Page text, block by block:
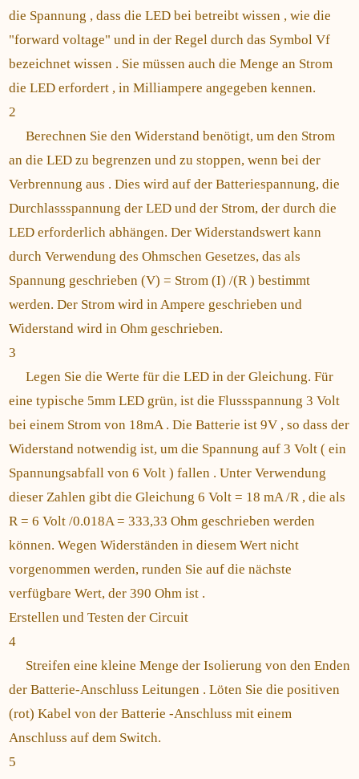
die Spannung , dass die LED bei betreibt wissen , wie die
"forward voltage" und in der Regel durch das Symbol Vf
bezeichnet wissen . Sie müssen auch die Menge an Strom
die LED erfordert , in Milliampere angegeben kennen.
2
Berechnen Sie den Widerstand benötigt, um den Strom
an die LED zu begrenzen und zu stoppen, wenn bei der
Verbrennung aus . Dies wird auf der Batteriespannung, die
Durchlassspannung der LED und der Strom, der durch die
LED erforderlich abhängen. Der Widerstandswert kann
durch Verwendung des Ohmschen Gesetzes, das als
Spannung geschrieben (V) = Strom (I) /(R ) bestimmt
werden. Der Strom wird in Ampere geschrieben und
Widerstand wird in Ohm geschrieben.
3
Legen Sie die Werte für die LED in der Gleichung. Für
eine typische 5mm LED grün, ist die Flussspannung 3 Volt
bei einem Strom von 18mA . Die Batterie ist 9V , so dass der
Widerstand notwendig ist, um die Spannung auf 3 Volt ( ein
Spannungsabfall von 6 Volt ) fallen . Unter Verwendung
dieser Zahlen gibt die Gleichung 6 Volt = 18 mA /R , die als
R = 6 Volt /0.018A = 333,33 Ohm geschrieben werden
können. Wegen Widerständen in diesem Wert nicht
vorgenommen werden, runden Sie auf die nächste
verfügbare Wert, der 390 Ohm ist .
Erstellen und Testen der Circuit
4
Streifen eine kleine Menge der Isolierung von den Enden
der Batterie-Anschluss Leitungen . Löten Sie die positiven
(rot) Kabel von der Batterie -Anschluss mit einem
Anschluss auf dem Switch.
5